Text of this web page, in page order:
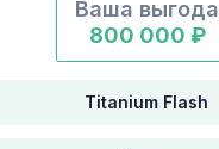
Ваша выгода
800 000 ₽
Titanium Flash